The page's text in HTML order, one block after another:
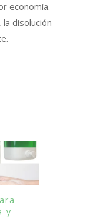
economía.
disolución
y